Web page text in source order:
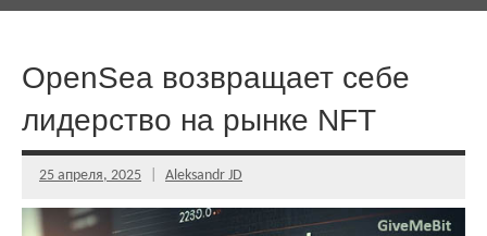
OpenSea возвращает себе
лидерство на рынке NFT
25 апреля, 2025 Aleksandr JD